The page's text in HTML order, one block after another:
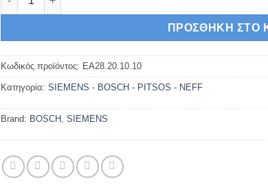
ΠΡΟΣΘΉΚΗ ΣΤΟ
Κωδικός προϊόντος: EA28.20.10.10
Κατηγορία: SIEMENS - BOSCH - PITSOS - NEFF
Brand: BOSCH SIEMENS